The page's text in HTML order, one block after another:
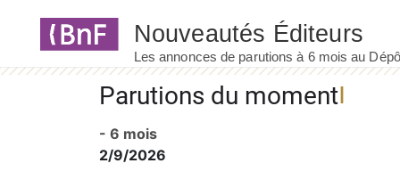
Parutions du moment
- 6 mois
2/9/2026